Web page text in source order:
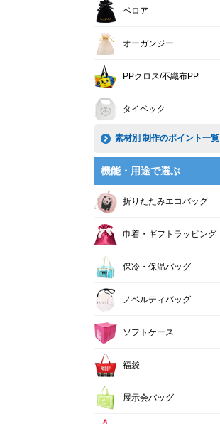
ベロア
オーガンジー
PPクロス/不織布PP
タイベック
素材別 制作のポイント一覧
機能・用途で選ぶ
折りたたみエコバッグ
巾着・ギフトラッピング
保冷・保温バッグ
ノベルティバッグ
ソフトケース
福袋
展示会バッグ